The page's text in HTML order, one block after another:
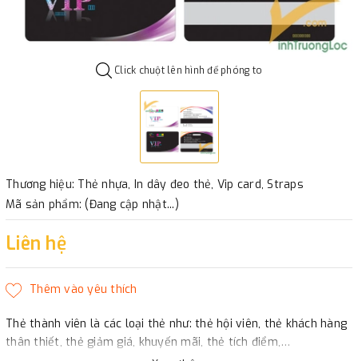
Click chuột lên hình để phóng to
Thương hiệu: Thẻ nhựa, In dây đeo thẻ, Vip card, Straps
Mã sản phẩm: (Đang cập nhật...)
Liên hệ
Thẻ thành viên là các loại thẻ như: thẻ hội viên, thẻ khách hàng
thân thiết, thẻ giảm giá, khuyến mãi, thẻ tích điểm,…